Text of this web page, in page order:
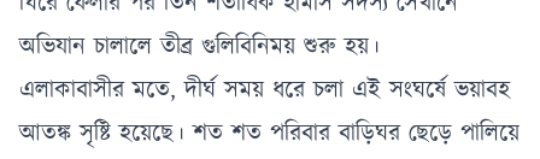
অভিযান চালালে তীব্র গুলিবিনিময় শুরু হয়।
এলাকাবাসীর মতে, দীর্ঘ সময় ধরে চলা এই সংঘর্ষে ভয়াবহ
আতঙ্ক সৃষ্টি হয়েছে। শত শত পরিবার বাড়িঘর ছেড়ে পালিয়ে